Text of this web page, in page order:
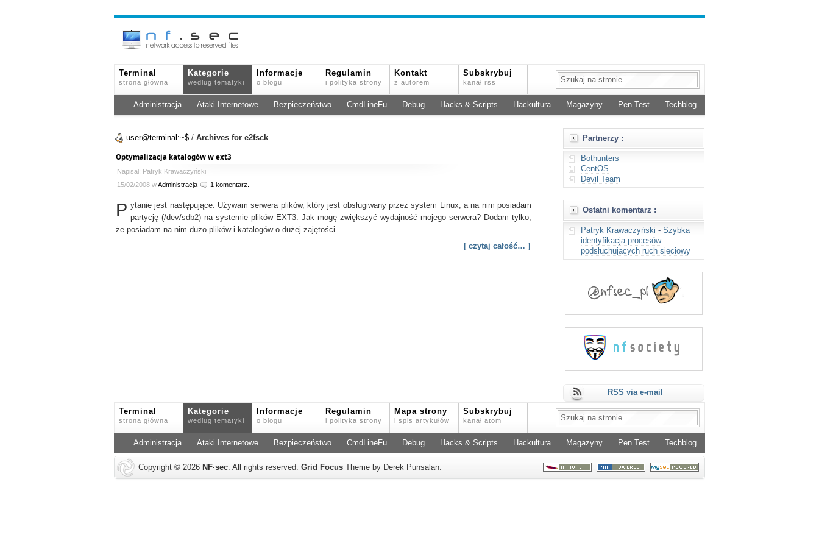
Terminal
strona główna
Kategorie
według tematyki
Informacje
o blogu
Regulamin
i polityka strony
Kontakt
z autorem
Subskrybuj
kanał rss
Administracja Ataki Internetowe Bezpieczeństwo CmdLineFu Debug Hacks & Scripts Hackultura Magazyny Pen Test Techblog
user@terminal:~$ / Archives for e2fsck
Optymalizacja katalogów w ext3
Napisał: Patryk Krawaczyński
15/02/2008 wAdministracja 1 komentarz.
P ytanie jest następujące: Używam serwera plików, który jest obsługiwany przez system Linux, a na nim posiadam
partycję (/dev/sdb2) na systemie plików EXT3. Jak mogę zwiększyć wydajność mojego serwera? Dodam tylko,
że posiadam na nim dużo plików i katalogów o dużej zajętości.
[ czytaj całość… ]
Partnerzy :
Bothunters
CentOS
Devil Team
Ostatni komentarz :
Patryk Krawaczyński - Szybka
identyfikacja procesów
podsłuchujących ruch sieciowy
RSS via e-mail
Terminal
strona główna
Kategorie
według tematyki
Informacje
o blogu
Regulamin
i polityka strony
Mapa strony
i spis artykułów
Subskrybuj
kanał atom
Administracja Ataki Internetowe Bezpieczeństwo CmdLineFu Debug Hacks & Scripts Hackultura Magazyny Pen Test Techblog
Copyright © 2026 NF·sec. All rights reserved. Grid Focus Theme by Derek Punsalan.